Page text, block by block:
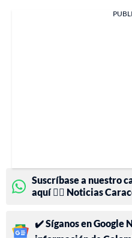
Suscríbase a nuestro
aquí 👉🏻 Noticias
✔️ Síganos en Google